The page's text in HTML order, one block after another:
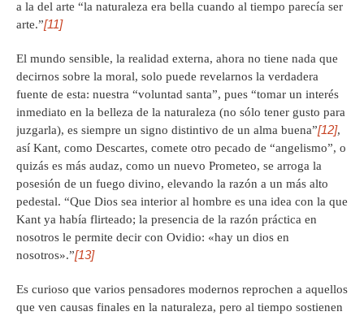
a la del arte “la naturaleza era bella cuando al tiempo parecía ser
arte.”[11]
El mundo sensible, la realidad externa, ahora no tiene nada que
decirnos sobre la moral, solo puede revelarnos la verdadera
fuente de esta: nuestra “voluntad santa”, pues “tomar un interés
inmediato en la belleza de la naturaleza (no sólo tener gusto para
juzgarla), es siempre un signo distintivo de un alma buena”[12],
así Kant, como Descartes, comete otro pecado de “angelismo”, o
quizás es más audaz, como un nuevo Prometeo, se arroga la
posesión de un fuego divino, elevando la razón a un más alto
pedestal. “Que Dios sea interior al hombre es una idea con la que
Kant ya había flirteado; la presencia de la razón práctica en
nosotros le permite decir con Ovidio: «hay un dios en
nosotros».”[13]
Es curioso que varios pensadores modernos reprochen a aquellos
que ven causas finales en la naturaleza, pero al tiempo sostienen